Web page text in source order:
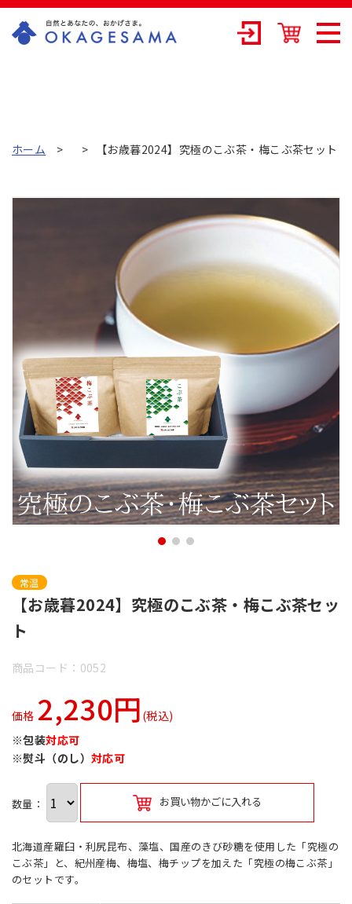
式会社の公式通
ホーム 【お歳暮2024】究極のこぶ茶・梅こぶ茶セット
常温
【お歳暮2024】究極のこぶ茶・梅こぶ茶セッ
ト
商品コード：0052
価格 2,230円 (税込)
※包装対応可
※熨斗（のし） 対応可
数量： お買い物かごに入れる
北海道産羅臼・利尻昆布、藻塩、国産のきび砂糖を使用した「究極の
こぶ茶」と、紀州産梅、梅塩、梅チップを加えた「究極の梅こぶ茶」
のセットです。